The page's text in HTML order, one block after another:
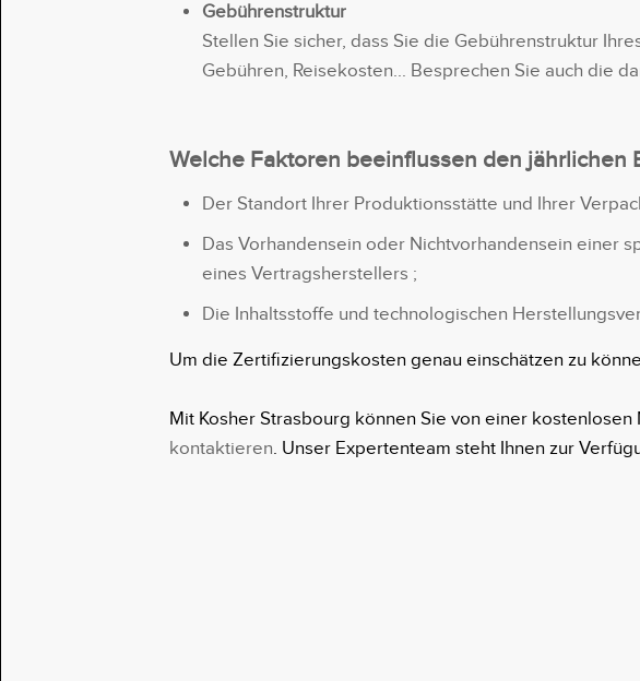
Gebührenstruktur
Stellen Sie sicher, dass Sie die Gebührenstruktur
Gebühren, Reisekosten... Besprechen Sie auch die
Welche Faktoren beeinflussen den jährlichen
Der Standort Ihrer Produktionsstätte und Ihrer
Das Vorhandensein oder Nichtvorhandensein einer
eines Vertragsherstellers ;
Die Inhaltsstoffe und technologischen
Um die Zertifizierungskosten genau einschätzen zu
Mit Kosher Strasbourg können Sie von einer
kontaktieren. Unser Expertenteam steht Ihnen zur